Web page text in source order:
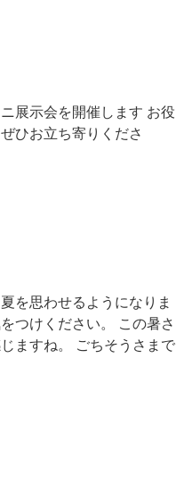
展示会を開催します お役
ひお立ち寄りくださ
を思わせるようになりま
つけください。 この暑さ
ますね。 ごちそうさまで